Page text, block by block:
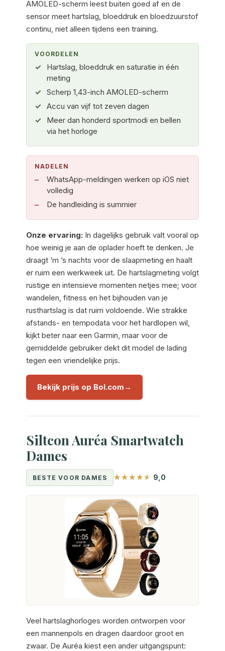
AMOLED-scherm leest buiten goed af en de
sensor meet hartslag, bloeddruk en bloedzuurstof
continu, niet alleen tijdens een training.
VOORDELEN
Hartslag, bloeddruk en saturatie in één
meting
Scherp 1,43-inch AMOLED-scherm
Accu van vijf tot zeven dagen
Meer dan honderd sportmodi en bellen
via het horloge
NADELEN
WhatsApp-meldingen werken op iOS niet
volledig
De handleiding is summier
Onze ervaring: In dagelijks gebruik valt vooral op
hoe weinig je aan de oplader hoeft te denken. Je
draagt ‘m ’s nachts voor de slaapmeting en haalt
er ruim een werkweek uit. De hartslagmeting volgt
rustige en intensieve momenten netjes mee; voor
wandelen, fitness en het bijhouden van je
rusthartslag is dat ruim voldoende. Wie strakke
afstands- en tempodata voor het hardlopen wil,
kijkt beter naar een Garmin, maar voor de
gemiddelde gebruiker dekt dit model de lading
tegen een vriendelijke prijs.
Bekijk prijs op Bol.com
Siltcon Auréa Smartwatch
Dames
BESTE VOOR DAMES 9,0
Veel hartslaghorloges worden ontworpen voor
een mannenpols en dragen daardoor groot en
zwaar. De Auréa kiest een ander uitgangspunt: